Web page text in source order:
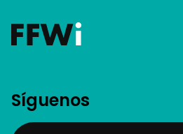
Síguenos